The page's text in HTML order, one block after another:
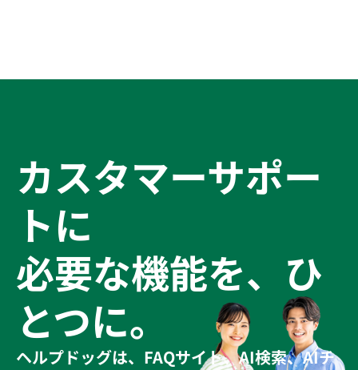
カスタマーサポー
トに
必要な機能を、ひ
とつに。
ヘルプドッグは、FAQサイト、AI検索、AIチ